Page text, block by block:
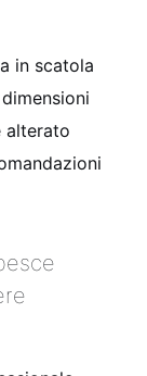
in scatola
alterato